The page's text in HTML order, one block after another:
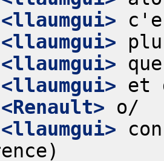
<llaumgui>
<llaumgui>
<llaumgui>
<llaumgui>
<Renault>
<llaumgui>